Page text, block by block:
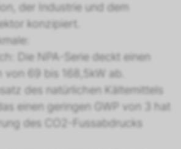
der Industrie und dem
konzipiert.
Die NPA-Serie deckt einen
von 69 bis 168,5kW ab.
des natürlichen Kältemittels
einen geringen GWP von 3 hat
des CO2-Fussabdrucks